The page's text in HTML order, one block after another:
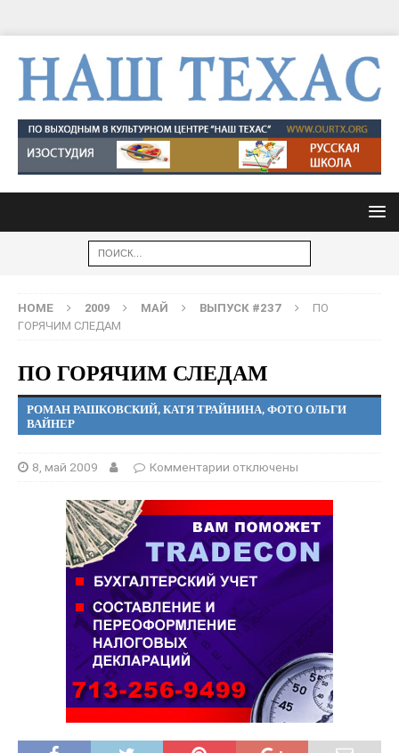
HOME 2009 МАЙ ВЫПУСК #237
ПО
ГОРЯЧИМ СЛЕДАМ
ПО ГОРЯЧИМ СЛЕДАМ
РОМАН РАШКОВСКИЙ, КАТЯ ТРАЙНИНА, ФОТО ОЛЬГИ
ВАЙНЕР
8, май 2009 Комментарии отключены